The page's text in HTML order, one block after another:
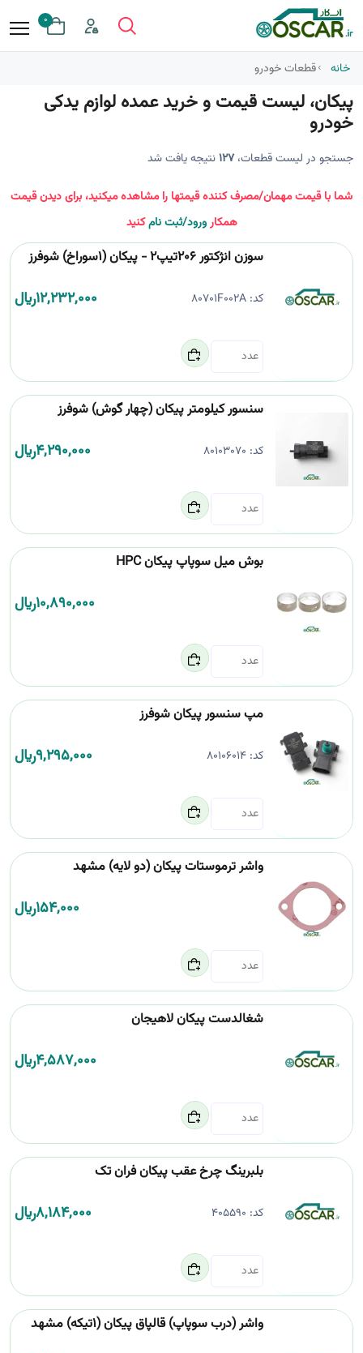
0
خانه قطعات خودرو
پیکان، لیست قیمت و خرید عمده لوازم یدکی
خودرو
جستجو در لیست قطعات،127نتیجه یافت شد
شما با قیمت مهمان/مصرف کننده قیمتها را مشاهده میکنید، برای دیدن قیمت
همکارورود/ثبت نامکنید
سوزن انژکتور 206تیپ2 - پیکان (1سوراخ) شوفرز
کد:80701F002A
12,232,000﷼
سنسور کیلومتر پیکان (چهار گوش) شوفرز
کد: 80103070
4,290,000﷼
بوش میل سوپاپ پیکان HPC
10,890,000﷼
مپ سنسور پیکان شوفرز
کد:80106014
9,295,000﷼
واشر ترموستات پیکان (دو لایه) مشهد
154,000﷼
شغالدست پیکان لاهیجان
4,587,000﷼
بلبرینگ چرخ عقب پیکان فران تک
کد: 405590
8,184,000﷼
واشر (درب سوپاپ) قالپاق پیکان (1تیکه) مشهد